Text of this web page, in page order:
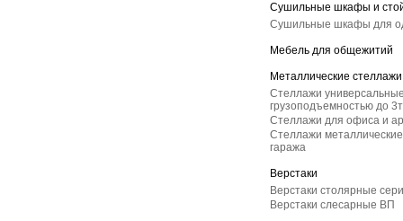
Сушильные шкафы и
Сушильные шкафы для
Мебель для общежитий
Металлические стеллажи
Стеллажи
грузоподъемностью до
Стеллажи для офиса и
Стеллажи
гаража
Верстаки
Верстаки столярные
Верстаки слесарные ВП